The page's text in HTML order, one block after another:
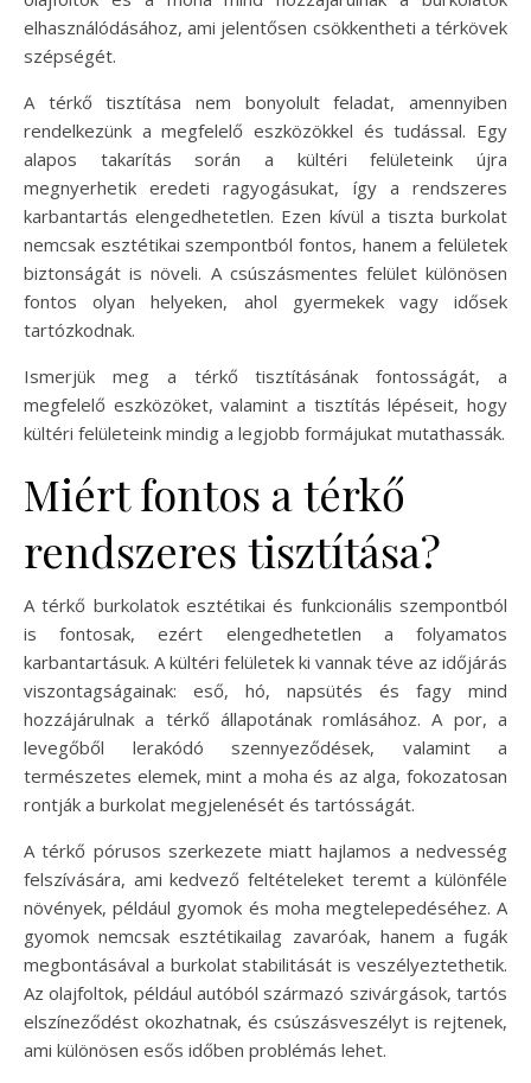
elhasználódásához, ami jelentősen csökkentheti a térkövek
szépségét.
A térkő tisztítása nem bonyolult feladat, amennyiben
rendelkezünk a megfelelő eszközökkel és tudással. Egy
alapos takarítás során a kültéri felületeink újra
megnyerhetik eredeti ragyogásukat, így a rendszeres
karbantartás elengedhetetlen. Ezen kívül a tiszta burkolat
nemcsak esztétikai szempontból fontos, hanem a felületek
biztonságát is növeli. A csúszásmentes felület különösen
fontos olyan helyeken, ahol gyermekek vagy idősek
tartózkodnak.
Ismerjük meg a térkő tisztításának fontosságát, a
megfelelő eszközöket, valamint a tisztítás lépéseit, hogy
kültéri felületeink mindig a legjobb formájukat mutathassák.
Miért fontos a térkő
rendszeres tisztítása?
A térkő burkolatok esztétikai és funkcionális szempontból
is fontosak, ezért elengedhetetlen a folyamatos
karbantartásuk. A kültéri felületek ki vannak téve az időjárás
viszontagságainak: eső, hó, napsütés és fagy mind
hozzájárulnak a térkő állapotának romlásához. A por, a
levegőből lerakódó szennyeződések, valamint a
természetes elemek, mint a moha és az alga, fokozatosan
rontják a burkolat megjelenését és tartósságát.
A térkő pórusos szerkezete miatt hajlamos a nedvesség
felszívására, ami kedvező feltételeket teremt a különféle
növények, például gyomok és moha megtelepedéséhez. A
gyomok nemcsak esztétikailag zavaróak, hanem a fugák
megbontásával a burkolat stabilitását is veszélyeztethetik.
Az olajfoltok, például autóból származó szivárgások, tartós
elszíneződést okozhatnak, és csúszásveszélyt is rejtenek,
ami különösen esős időben problémás lehet.